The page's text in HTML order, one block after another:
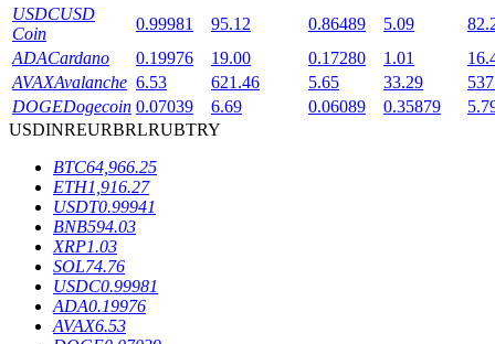
Blocages BTR
Des investissements exclusifs pour les détenteurs de BTR
USDCUSD
Coin
0.99981 95.12 0.86489 5.09
ADACardano 0.19976 19.00 0.17280 1.01
AVAXAvalanche 6.53 621.46 5.65 33.29
DOGEDogecoin 0.07039 6.69 0.06089 0.35879
USDINREURBRLRUBTRY
BTC64,966.25
ETH1,916.27
USDT0.99941
BNB594.03
XRP1.03
SOL74.76
USDC0.99981
ADA0.19976
AVAX6.53